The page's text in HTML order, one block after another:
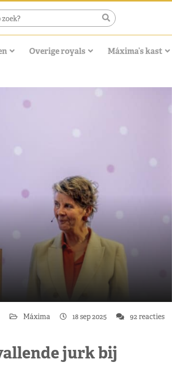
Overige royals Máxima’s kast
Máxima 18 sep 2025 92 reacties
jurk bij